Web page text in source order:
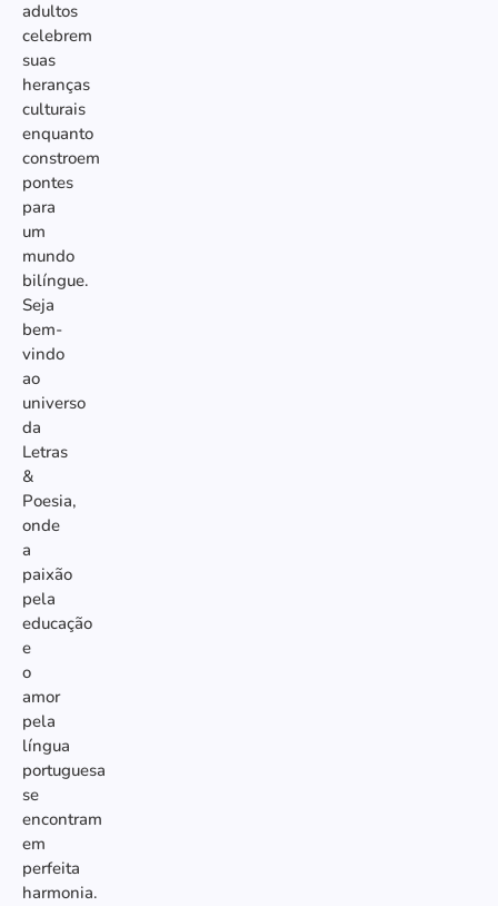
adultos
celebrem
suas
heranças
culturais
enquanto
constroem
pontes
para
um
mundo
bilíngue.
Seja
bem-
vindo
ao
universo
da
Letras
&
Poesia,
onde
a
paixão
pela
educação
e
o
amor
pela
língua
portuguesa
se
encontram
em
perfeita
harmonia.